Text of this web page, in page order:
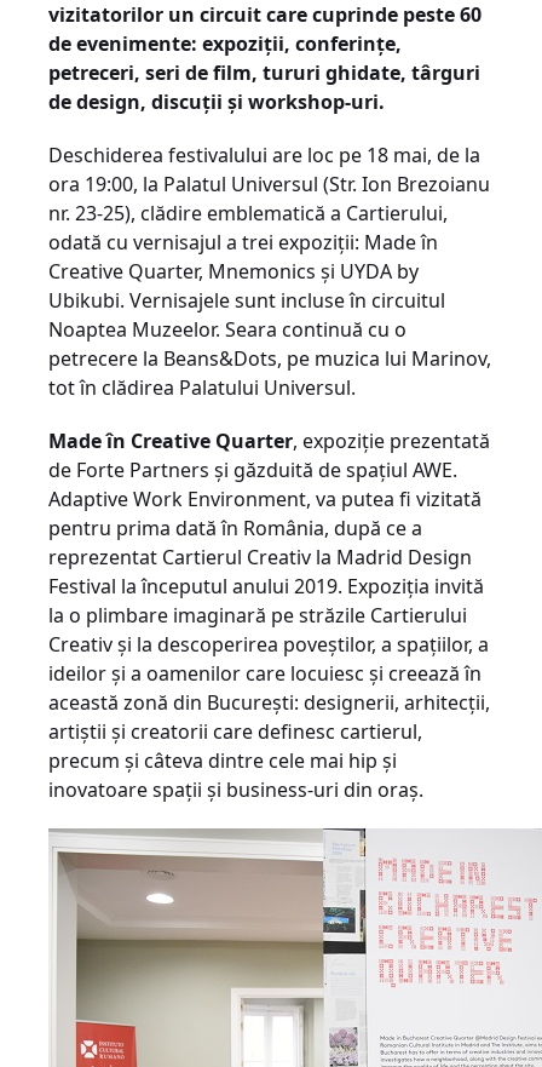
vizitatorilor un circuit care cuprinde peste 60
de evenimente: expoziții, conferințe,
petreceri, seri de film, tururi ghidate, târguri
de design, discuții și workshop-uri.
Deschiderea festivalului are loc pe 18 mai, de la
ora 19:00, la Palatul Universul (Str. Ion Brezoianu
nr. 23-25), clădire emblematică a Cartierului,
odată cu vernisajul a trei expoziții: Made în
Creative Quarter, Mnemonics și UYDA by
Ubikubi. Vernisajele sunt incluse în circuitul
Noaptea Muzeelor. Seara continuă cu o
petrecere la Beans&Dots, pe muzica lui Marinov,
tot în clădirea Palatului Universul.
Made în Creative Quarter, expoziție prezentată
de Forte Partners și găzduită de spațiul AWE.
Adaptive Work Environment, va putea fi vizitată
pentru prima dată în România, după ce a
reprezentat Cartierul Creativ la Madrid Design
Festival la începutul anului 2019. Expoziția invită
la o plimbare imaginară pe străzile Cartierului
Creativ și la descoperirea poveștilor, a spațiilor, a
ideilor și a oamenilor care locuiesc și creează în
această zonă din București: designerii, arhitecții,
artiștii și creatorii care definesc cartierul,
precum și câteva dintre cele mai hip și
inovatoare spații și business-uri din oraș.